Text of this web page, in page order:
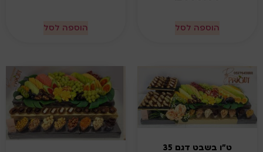
הוספה לסל הוספה לסל
ט"ו בשבט דגם 35